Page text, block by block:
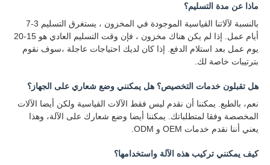
ماذا عن مدة التسليم؟
بالنسبة لآلاتنا القياسية الموجودة في المخزون ، يستغرق التسليم 3-7
أيام عمل. إذا لم يكن هناك مخزون ، فإن وقت التسليم العادي هو 15-20
يوم عمل بعد استلام الدفع. إذا كان لديك احتياجات عاجلة ،سوف نقوم
بترتيبات خاصة لك.
هل تقبلون خدمات التخصيص؟ هل يمكنني وضع شعاري على الجهاز؟
نعم، بالطبع. يمكننا أن نقدم ليس فقط الآلات القياسية ولكن أيضا الآلات
المخصصة وفقا لمتطلباتك. يمكننا أيضا وضع شعارك على الآلة، وهذا
يعني أننا نقدم خدمات OEM و ODM.
كيف يمكنني تركيب هذه الآلة واستخدامها؟